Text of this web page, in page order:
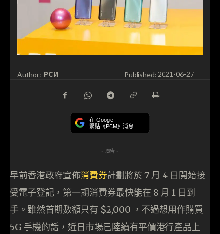
Author: PCM Published:2021-06-27
在 Google
緊貼《PCM》消息
- 廣告 -
早前香港政府宣佈消費券計劃將於 7 月 4 日開始接
受電子登記，第一期消費券最快能在 8 月 1 日到
手。雖然首期數額只有 $2,000 ，不過想用作購買
5G 手機的話，近日市場已陸續有平價港行產品上